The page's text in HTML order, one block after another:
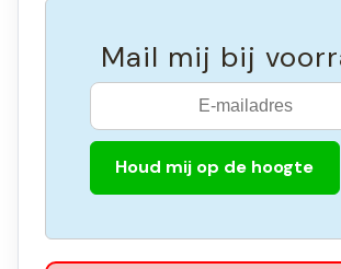
Mail mij bij
Houd mij op de hoogte